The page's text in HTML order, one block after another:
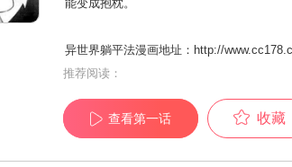
能变成抱枕。
异世界躺平法漫画地址：http://
推荐阅读：
查看第一话 收藏